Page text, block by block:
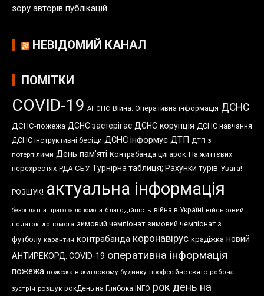
зору авторів публікацій.
НЕВІДОМИЙ КАНАЛ
ПОМІТКИ
COVID-19 АНОНС Війна. Оперативна інформація ДСНС
ДСНС-пожежа ДСНС застерігає ДСНС корупція ДСНС навчання
ДСНС інструктивні бесіди ДСНС інформує ДТП ДТП з
потерпілими День пам'яті Контрабанда цигарок На життєвих
перехрестях РДА СБУ Турнірна таблиця; Рахунки турів Увага!
РОЗШУК! актуальна інформація
безоплатна правова допомога благодійність війна в Україні військовий
податок допомога зимовий чемпіонат зимовий чемпіонат з
футболу карантин контрабанда коронавірус крадіжка новий
АНТИРЕКОРД. COVID-19 оперативна інформація
пожежа пожежа в житловому будинку професійне свято робоча
зустріч розшук рокДень на Глибока.INFO рок день на